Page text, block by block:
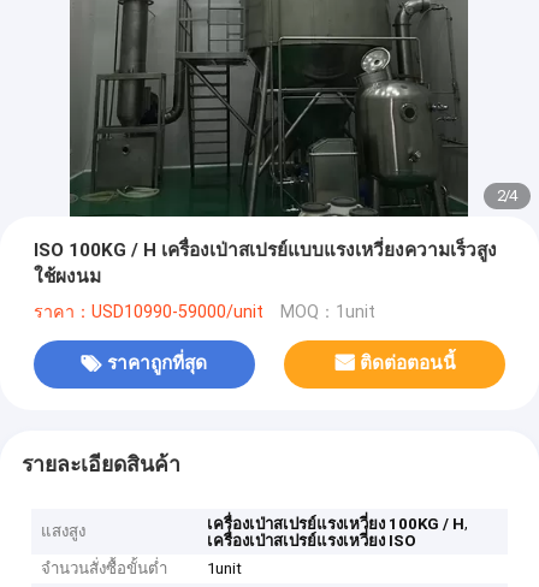
3/4
ISO 100KG / H เครื่องเป่าสเปรย์แบบแรงเหวี่ยงความเร็วสูง
ใช้ผงนม
ราคา：USD10990-59000/unit MOQ：1unit
ราคาถูกที่สุด ติดต่อตอนนี้
รายละเอียดสินค้า
แสงสูง เครื่องเป่าสเปรย์แรงเหวี่ยง 100KG / H,
เครื่องเป่าสเปรย์แรงเหวี่ยง ISO
จำนวนสั่งซื้อขั้นต่ำ
1unit